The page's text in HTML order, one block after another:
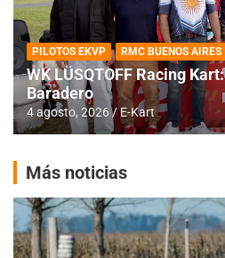
PILOTOS EKVP RMC BUENOS AIRES
WK LÜSQTOFF Racing
Baradero
4 agosto, 2026 E-Kart
Más noticias